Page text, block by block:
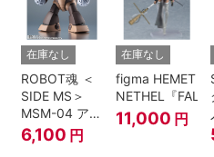
在庫なし
ROBOT魂 ＜
SIDE MS＞
MSM-04 アッ
ガイ ver.
A.N.I.M.E.
6,100 円
在庫なし
figma HEMET
NETHEL『
11,000 円